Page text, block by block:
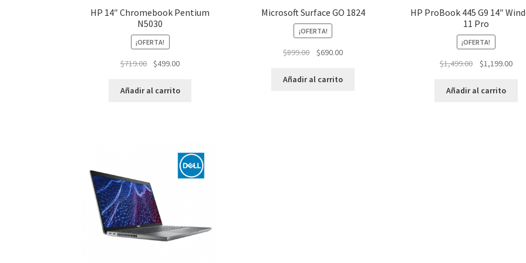
HP 14″ Chromebook Pentium
N5030
¡OFERTA!
$719.00
original
$499.00El
actual
Añadir al carrito
Microsoft Surface GO 1824
¡OFERTA!
$899.00
original
$690.00El
actual
Añadir al carrito
HP ProBook 445 G9 14″
11 Pro
¡OFERTA!
$1,499.00
original
$1,199.00El
Añadir al carrito